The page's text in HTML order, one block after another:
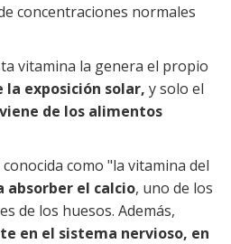
concentraciones normales
vitamina la genera el propio
la exposición solar, y solo el
de los alimentos
como "la vitamina del
absorber el calcio, uno de los
de los huesos. Además,
en el sistema nervioso, en